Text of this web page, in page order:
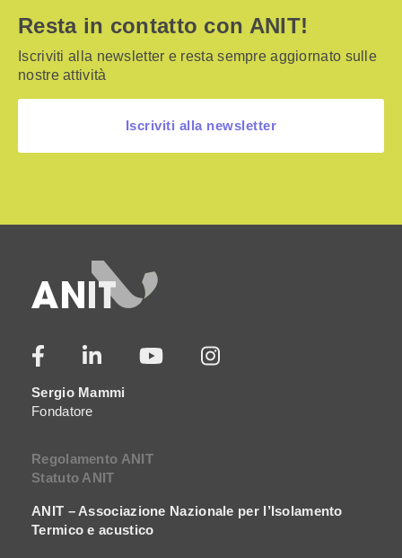
Resta in contatto con ANIT!
Iscriviti alla newsletter e resta sempre aggiornato sulle
nostre attività
Iscriviti alla newsletter
Sergio Mammi
Fondatore
Regolamento ANIT
Statuto ANIT
ANIT – Associazione Nazionale per l’Isolamento
Termico e acustico